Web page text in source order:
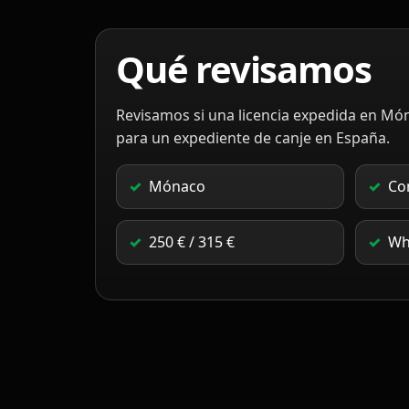
Qué revisamos
Revisamos si una licencia expedida en
para un expediente de canje en España.
Mónaco
250 € / 315 €